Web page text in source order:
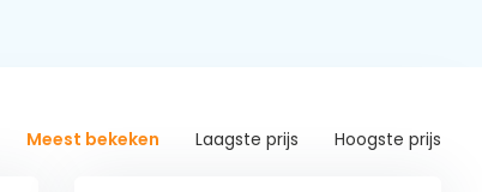
Meest bekeken Laagste prijs Hoogste prijs